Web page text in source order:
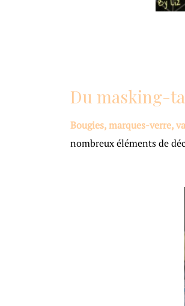
Du masking-
Bougies, marques-verre,
nombreux éléments de